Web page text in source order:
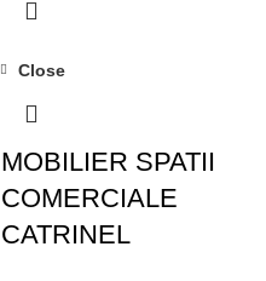
Close
MOBILIER SPATII
COMERCIALE
CATRINEL